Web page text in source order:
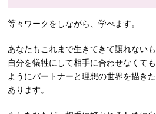
等々ワークをしながら、学べます。
あなたもこれまで生きてきて譲れない
自分を犠牲にして相手に合わせなくて
ようにパートナーと理想の世界を描き
あります。